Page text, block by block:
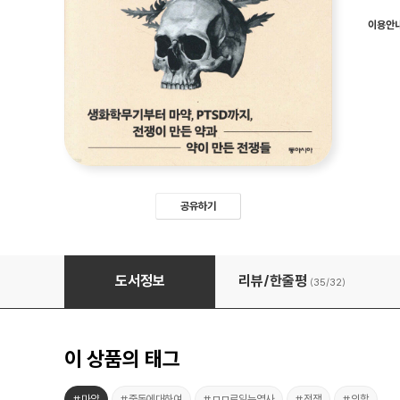
공유하기
이용안
전쟁과 약, 기나긴 악연의 역사
도서정보 리뷰/한줄평 (35/32)
이 상품의 태그